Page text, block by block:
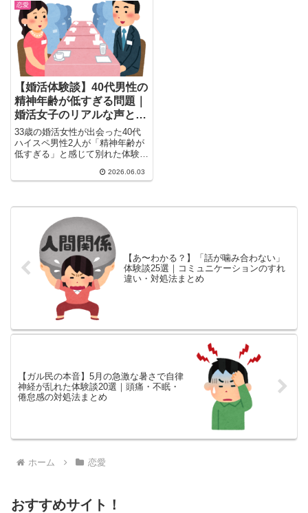
恋愛
【婚活体験談】40代男性の
精神年齢が低すぎる問題｜
婚活女子のリアルな声とガ
ル民の本音まとめ
33歳の婚活女性が出会った40代
ハイスペ男性2人が「精神年齢が
低すぎる」と感じて別れた体験談
には訳がある」がリアル？40代
選で徹底まとめ。婚活疲れ中の方
2026.06.03
【あ〜わかる？】「話が噛み合わない」
体験談25選｜コミュニケーションのすれ
違い・対処法まとめ
【ガル民の本音】5月の急激な暑さで自律
神経が乱れた体験談20選｜頭痛・不眠・
倦怠感の対処法まとめ
ホーム 恋愛
おすすめサイト！